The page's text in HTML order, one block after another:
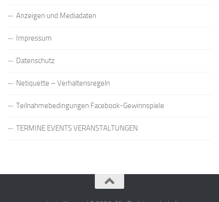
Anzeigen und Mediadaten
Impressum
Datenschutz
Netiquette – Verhaltensregeln
Teilnahmebedingungen Facebook-Gewinnspiele
TERMINE EVENTS VERANSTALTUNGEN